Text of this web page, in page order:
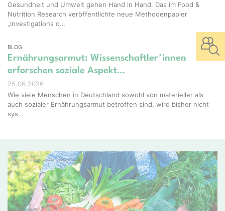
Gesundheit und Umwelt gehen Hand in Hand. Das im Food &
Nutrition Research veröffentlichte neue Methodenpapier
„Investigations o…
BLOG
Ernährungsarmut: Wissenschaftler*innen
erforschen soziale Aspekt…
25.06.2026
Wie viele Menschen in Deutschland sowohl von materieller als
auch sozialer Ernährungsarmut betroffen sind, wird bisher nicht
sys…